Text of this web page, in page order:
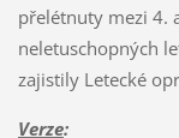
přelétnuty mezi 4.
neletuschopných
zajistily Letecké
Verze: